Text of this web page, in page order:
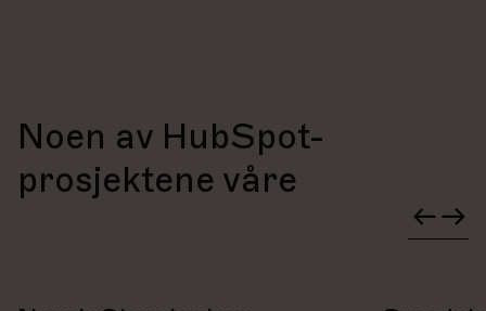
Noen av HubSpot-
prosjektene våre